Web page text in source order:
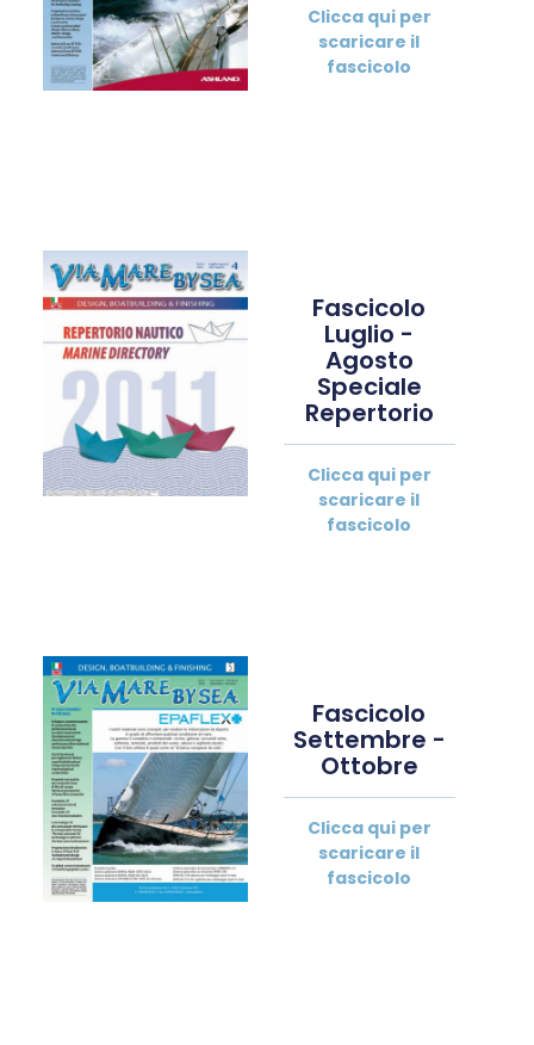
Clicca qui per
scaricare il
fascicolo
Fascicolo
Luglio -
Agosto
Speciale
Repertorio
Clicca qui per
scaricare il
fascicolo
Fascicolo
Settembre -
Ottobre
Clicca qui per
scaricare il
fascicolo